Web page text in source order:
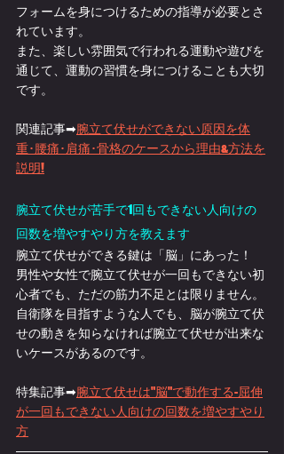
フォームを身につけるための指導が必要とさ
れています。
また、楽しい雰囲気で行われる運動や遊びを
通じて、運動の習慣を身につけることも大切
です。
関連記事➡腕立て伏せができない原因を体
重･腰痛･肩痛･骨格のケースから理由&方法を
説明!
腕立て伏せが苦手で1回もできない人向けの
回数を増やすやり方を教えます
腕立て伏せができる鍵は「脳」にあった！
男性や女性で腕立て伏せが一回もできない初
心者でも、ただの筋力不足とは限りません。
自衛隊を目指すような人でも、脳が腕立て伏
せの動きを知らなければ腕立て伏せが出来な
いケースがあるのです。
特集記事➡腕立て伏せは"脳"で動作する-屈伸
が一回もできない人向けの回数を増やすやり
方